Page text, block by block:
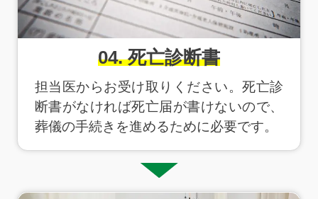
04. 死亡診断書
担当医からお受け取りください。死亡診
断書がなければ死亡届が書けないので、
葬儀の手続きを進めるために必要です。